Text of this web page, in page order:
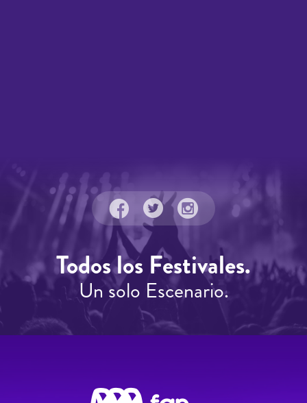
Todos los Festivales.
Un solo Escenario.